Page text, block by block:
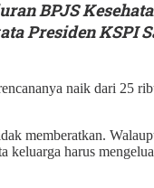
BPJS
Presiden KSPI
naik dari 25
memberatkan.
harus